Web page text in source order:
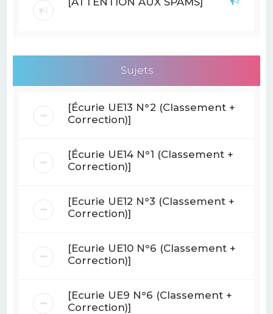
Sujets
[Écurie UE13 N°2 (Classement +
Correction)]
[Écurie UE14 N°1 (Classement +
Correction)]
[Ecurie UE12 N°3 (Classement +
Correction)]
[Ecurie UE10 N°6 (Classement +
Correction)]
[Ecurie UE9 N°6 (Classement +
Correction)]